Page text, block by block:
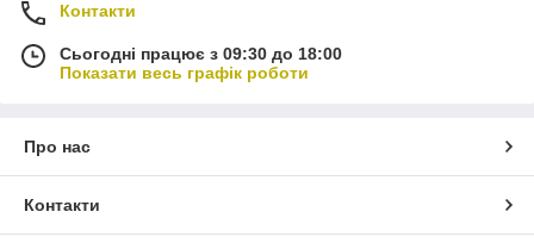
Контакти
Сьогодні працює з 09:30 до 18:00
Показати весь графік роботи
Про нас
Контакти